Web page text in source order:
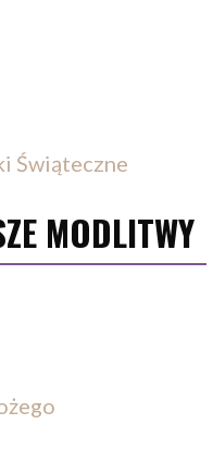
Świąteczne
MODLITWY